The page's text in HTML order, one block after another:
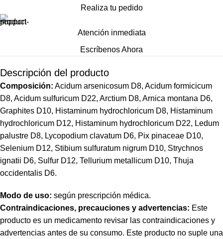
Realiza tu pedido
Atención inmediata
Escríbenos Ahora
Descripción del producto
Composición: Acidum arsenicosum D8, Acidum formicicum
D8, Acidum sulfuricum D22, Arctium D8, Arnica montana D6,
Graphites D10, Histaminum hydrochloricum D8, Histaminum
hydrochloricum D12, Histaminum hydrochloricum D22, Ledum
palustre D8, Lycopodium clavatum D6, Pix pinaceae D10,
Selenium D12, Stibium sulfuratum nigrum D10, Strychnos
ignatii D6, Sulfur D12, Tellurium metallicum D10, Thuja
occidentalis D6.
Modo de uso: según prescripción médica.
Contraindicaciones, precauciones y advertencias: Este
producto es un medicamento revisar las contraindicaciones y
advertencias antes de su consumo. Este producto no suple una